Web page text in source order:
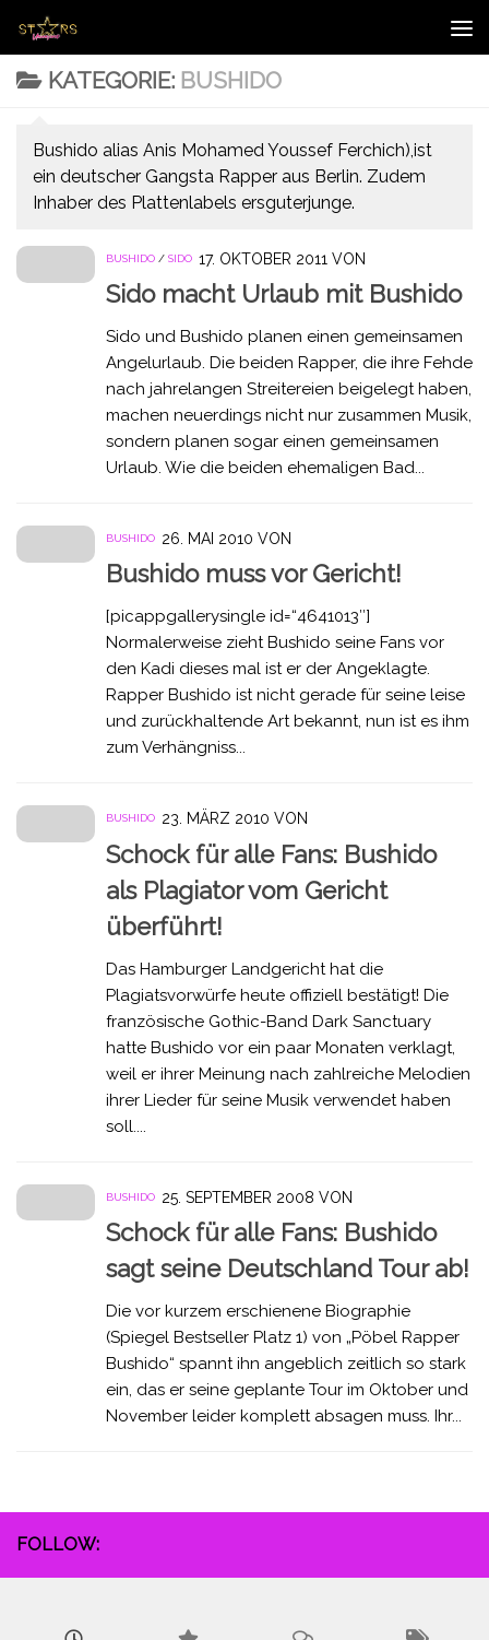
Zum Inhalt springen
KATEGORIE: BUSHIDO
Bushido alias Anis Mohamed Youssef Ferchich),ist
ein deutscher Gangsta Rapper aus Berlin. Zudem
Inhaber des Plattenlabels ersguterjunge.
BUSHIDO / SIDO 17. OKTOBER 2011 VON
Sido macht Urlaub mit Bushido
Sido und Bushido planen einen gemeinsamen
Angelurlaub. Die beiden Rapper, die ihre Fehde
nach jahrelangen Streitereien beigelegt haben,
machen neuerdings nicht nur zusammen Musik,
sondern planen sogar einen gemeinsamen
Urlaub. Wie die beiden ehemaligen Bad...
BUSHIDO 26. MAI 2010 VON
Bushido muss vor Gericht!
[picappgallerysingle id=“4641013″]
Normalerweise zieht Bushido seine Fans vor
den Kadi dieses mal ist er der Angeklagte.
Rapper Bushido ist nicht gerade für seine leise
und zurückhaltende Art bekannt, nun ist es ihm
zum Verhängniss...
BUSHIDO 23. MÄRZ 2010 VON
Schock für alle Fans: Bushido
als Plagiator vom Gericht
überführt!
Das Hamburger Landgericht hat die
Plagiatsvorwürfe heute offiziell bestätigt! Die
französische Gothic-Band Dark Sanctuary
hatte Bushido vor ein paar Monaten verklagt,
weil er ihrer Meinung nach zahlreiche Melodien
ihrer Lieder für seine Musik verwendet haben
soll....
BUSHIDO 25. SEPTEMBER 2008 VON
Schock für alle Fans: Bushido
sagt seine Deutschland Tour ab!
Die vor kurzem erschienene Biographie
(Spiegel Bestseller Platz 1) von „Pöbel Rapper
Bushido“ spannt ihn angeblich zeitlich so stark
ein, das er seine geplante Tour im Oktober und
November leider komplett absagen muss. Ihr...
FOLLOW: